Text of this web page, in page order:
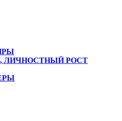
ЛИЧНОСТНЫЙ РОСТ